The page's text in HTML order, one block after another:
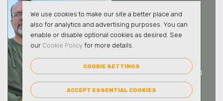
avfall på ett säkert och
ansvarsfullt sätt som
skyddar både människor
och miljö
bistår gärna med
rådgivning kring hantering
och emballage.
We use cookies to make our site a better place and
also for analytics and advertising purposes. You can
enable or disable optional cookies as desired. See
our Cookie Policyfor more details.
COOKIE SETTINGS
ACCEPT ESSENTIAL COOKIES